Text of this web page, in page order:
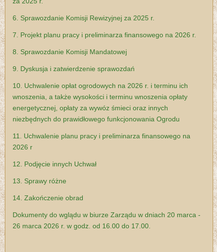
6. Sprawozdanie Komisji Rewizyjnej za 2025 r.
7. Projekt planu pracy i preliminarza finansowego na 2026 r.
8. Sprawozdanie Komisji Mandatowej
9. Dyskusja i zatwierdzenie sprawozdań
10. Uchwalenie opłat ogrodowych na 2026 r. i terminu ich
wnoszenia,a także wysokości i terminu wnoszenia opłaty
energetycznej, opłaty za wywóz śmieci oraz innych
niezbędnych do prawidłowego funkcjonowania Ogrodu
11. Uchwalenie planu pracy i preliminarza finansowego na
2026 r
12. Podjęcie innych Uchwał
13. Sprawy różne
14. Zakończenie obrad
Dokumenty do wglądu w biurze Zarządu w dniach20 marca -
26 marca 2026 r. w godz. od 16.00 do 17.00.